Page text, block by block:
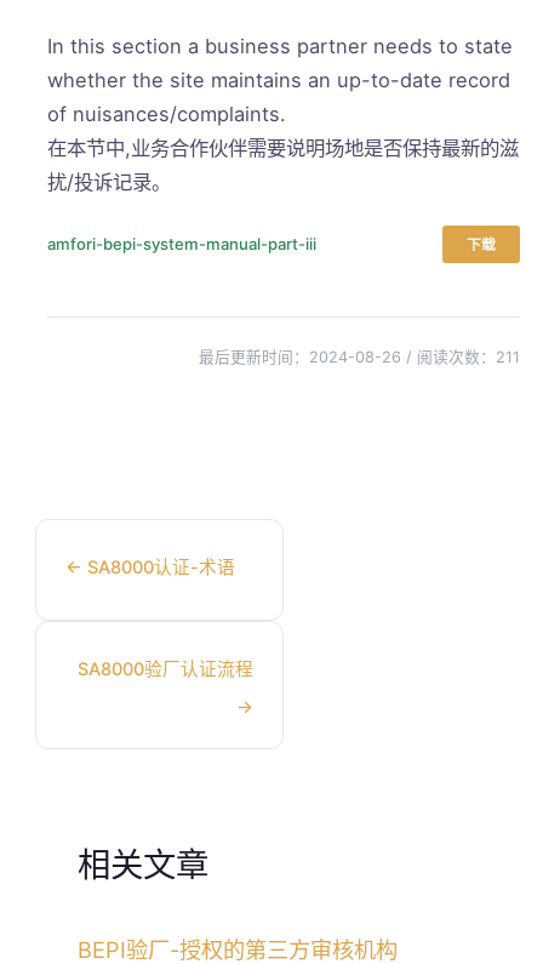
In this section a business partner needs to state
whether the site maintains an up-to-date record
of nuisances/complaints.
在本节中,业务合作伙伴需要说明场地是否保持最新的滋
扰/投诉记录。
amfori-bepi-system-manual-part-iii 下载
最后更新时间：2024-08-26 / 阅读次数： 211
← SA8000认证-术语
SA8000验厂认证流程
→
相关文章
BEPI验厂-授权的第三方审核机构